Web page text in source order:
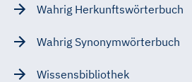
Wahrig Herkunftswörterbuch
Wahrig Synonymwörterbuch
Wissensbibliothek